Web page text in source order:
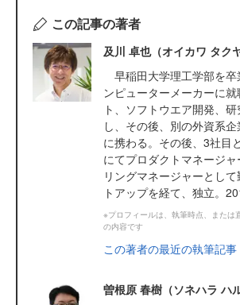
この記事の著者
及川 卓也（オイカワ タクヤ
早稲田大学理工学部を卒
ンピューターメーカーに
ト、ソフトウエア開発、
し、その後、別の外資系
に携わる。その後、3社目
にてプロダクトマネージ
リングマネージャーとし
トアップを経て、独立。
※プロフィールは、執筆時点、または
の内容です
この著者の最近の執筆記事
曽根原 春樹（ソネハラ ハ